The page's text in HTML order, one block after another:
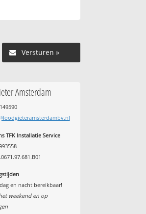
Versturen »
Amsterdam
TFK Installatie Service
en nacht bereikbaar!
weekend en op